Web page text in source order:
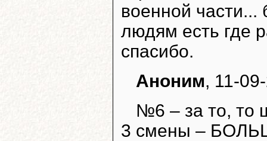
военной
людям есть где
спасибо.
Аноним, 11-
№6 – за то, то
3 смены –